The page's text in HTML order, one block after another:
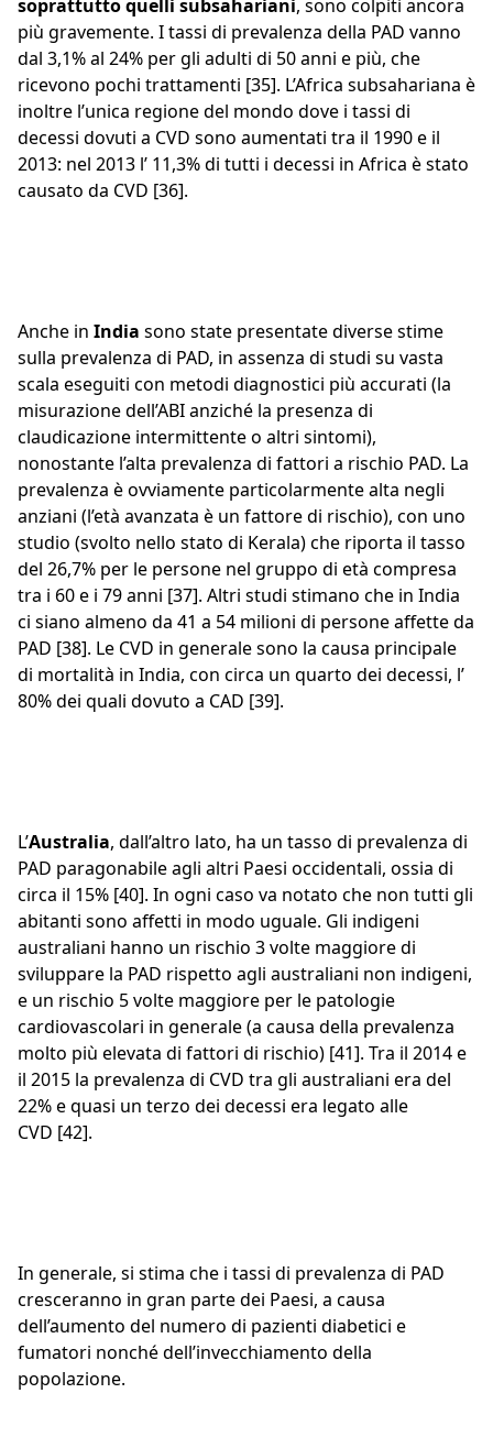
soprattutto quelli subsahariani, sono colpiti ancora
più gravemente. I tassi di prevalenza della PAD vanno
dal 3,1% al 24% per gli adulti di 50 anni e più, che
ricevono pochi trattamenti [35]. L’Africa subsahariana è
inoltre l’unica regione del mondo dove i tassi di
decessi dovuti a CVD sono aumentati tra il 1990 e il
2013: nel 2013 l’ 11,3% di tutti i decessi in Africa è stato
causato da CVD [36].
Anche in India sono state presentate diverse stime
sulla prevalenza di PAD, in assenza di studi su vasta
scala eseguiti con metodi diagnostici più accurati (la
misurazione dell’ABI anziché la presenza di
claudicazione intermittente o altri sintomi),
nonostante l’alta prevalenza di fattori a rischio PAD. La
prevalenza è ovviamente particolarmente alta negli
anziani (l’età avanzata è un fattore di rischio), con uno
studio (svolto nello stato di Kerala) che riporta il tasso
del 26,7% per le persone nel gruppo di età compresa
tra i 60 e i 79 anni [37]. Altri studi stimano che in India
ci siano almeno da 41 a 54 milioni di persone affette da
PAD [38]. Le CVD in generale sono la causa principale
di mortalità in India, con circa un quarto dei decessi, l’
80% dei quali dovuto a CAD [39].
L’Australia, dall’altro lato, ha un tasso di prevalenza di
PAD paragonabile agli altri Paesi occidentali, ossia di
circa il 15% [40]. In ogni caso va notato che non tutti gli
abitanti sono affetti in modo uguale. Gli indigeni
australiani hanno un rischio 3 volte maggiore di
sviluppare la PAD rispetto agli australiani non indigeni,
e un rischio 5 volte maggiore per le patologie
cardiovascolari in generale (a causa della prevalenza
molto più elevata di fattori di rischio) [41]. Tra il 2014 e
il 2015 la prevalenza di CVD tra gli australiani era del
22% e quasi un terzo dei decessi era legato alle
CVD [42].
In generale, si stima che i tassi di prevalenza di PAD
cresceranno in gran parte dei Paesi, a causa
dell’aumento del numero di pazienti diabetici e
fumatori nonché dell’invecchiamento della
popolazione.